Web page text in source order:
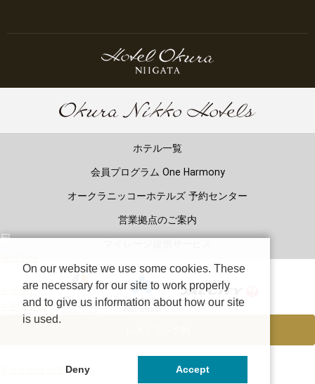
ホテル一覧
会員プログラム One Harmony
オークラニッコーホテルズ 予約センター
営業拠点のご案内
チケット
＋宿泊予約
On our website we use some cookies. These
are necessary for our site to work properly
and to give us information about how our site
is used.
Deny Accept